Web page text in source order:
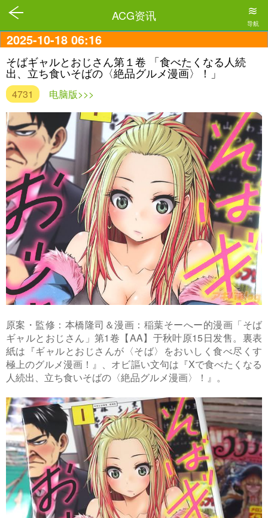
ACG资讯 ≋
导航
2025-10-18 06:16
そばギャルとおじさん第１卷 「食べたくなる人続
出、立ち食いそばの〈絶品グルメ漫画〉！」
4731 电脑版>>>
原案・監修：本橋隆司＆漫画：稲葉そーへー的漫画「そば
ギャルとおじさん」第1卷【AA】于秋叶原15日发售。裏表
紙は『ギャルとおじさんが〈そば〉をおいしく食べ尽くす
極上のグルメ漫画！』、オビ謳い文句は『Xで食べたくなる
人続出、立ち食いそばの〈絶品グルメ漫画〉！』。